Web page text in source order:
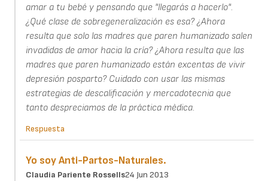
amar a tu bebé y pensando que "llegarás a hacerlo".
¿Qué clase de sobregeneralización es esa? ¿Ahora
resulta que solo las madres que paren humanizado salen
invadidas de amor hacia la cría? ¿Ahora resulta que las
madres que paren humanizado están excentas de vivir
depresión posparto? Cuidado con usar las mismas
estrategias de descalificación y mercadotecnia que
tanto despreciamos de la práctica mèdica.
Respuesta
Yo soy Anti-Partos-Naturales.
Claudia Pariente Rossells24 Jun 2013